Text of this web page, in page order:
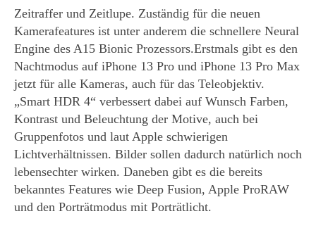
Zeitraffer und Zeitlupe. Zuständig für die neuen
Kamerafeatures ist unter anderem die schnellere Neural
Engine des A15 Bionic Prozessors.Erstmals gibt es den
Nachtmodus auf iPhone 13 Pro und iPhone 13 Pro Max
jetzt für alle Kameras, auch für das Teleobjektiv.
„Smart HDR 4“ verbessert dabei auf Wunsch Farben,
Kontrast und Beleuchtung der Motive, auch bei
Gruppenfotos und laut Apple schwierigen
Lichtverhältnissen. Bilder sollen dadurch natürlich noch
lebensechter wirken. Daneben gibt es die bereits
bekanntes Features wie Deep Fusion, Apple ProRAW
und den Porträtmodus mit Porträtlicht.